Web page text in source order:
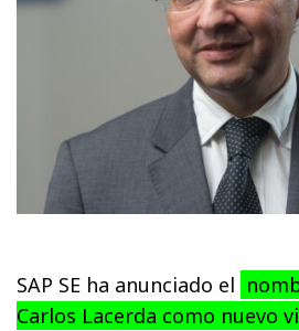
SAP SE ha anunciado el
Carlos Lacerda como nuevo